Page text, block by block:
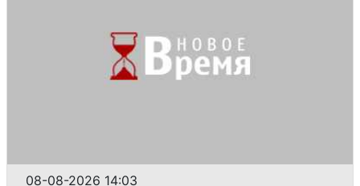
08-08-2026 14:03